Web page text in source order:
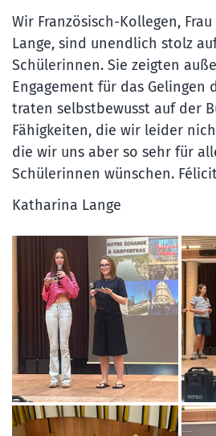
Wir Französisch-Kollegen, Frau
Lange, sind unendlich stolz
Schülerinnen. Sie zeigten
Engagement für das Gelingen
traten selbstbewusst auf der
Fähigkeiten, die wir leider
die wir uns aber so sehr für
Schülerinnen wünschen.
Katharina Lange